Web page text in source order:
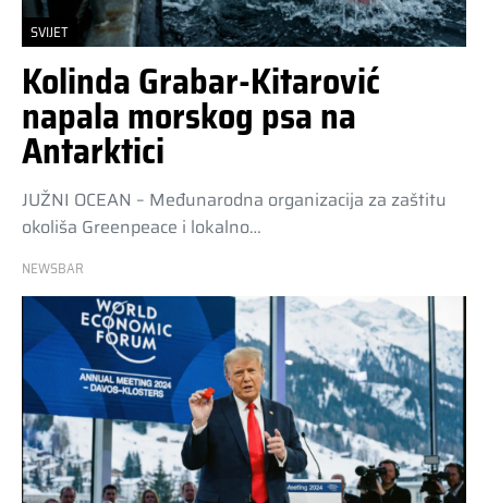
SVIJET
Kolinda Grabar-Kitarović
napala morskog psa na
Antarktici
JUŽNI OCEAN – Međunarodna organizacija za zaštitu
okoliša Greenpeace i lokalno…
NEWSBAR